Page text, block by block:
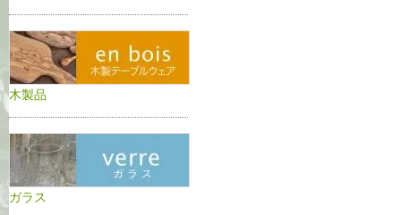
木製品
ガラス